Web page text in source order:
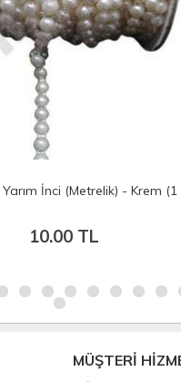
Yarım İnci (Metrelik) - Beyaz
10.00 TL
MÜŞTERİ